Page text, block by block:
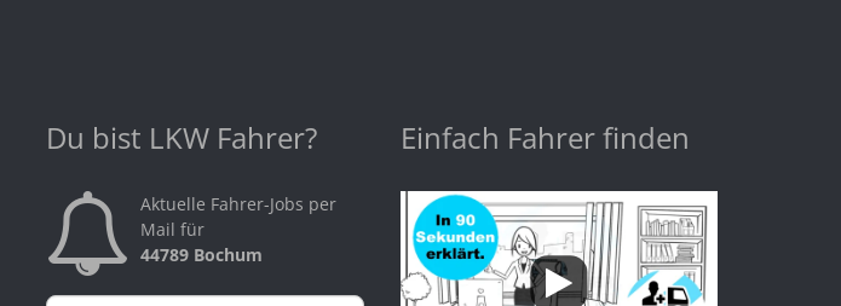
Du bist LKW Fahrer?
Aktuelle Fahrer-Jobs per
Mail für
44789 Bochum
Einfach Fahrer finden